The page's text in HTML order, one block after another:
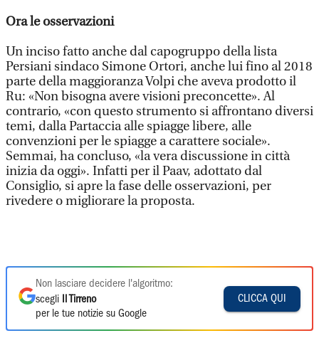
Ora le osservazioni
Un inciso fatto anche dal capogruppo della lista
Persiani sindaco Simone Ortori, anche lui fino al 2018
parte della maggioranza Volpi che aveva prodotto il
Ru: «Non bisogna avere visioni preconcette». Al
contrario, «con questo strumento si affrontano diversi
temi, dalla Partaccia alle spiagge libere, alle
convenzioni per le spiagge a carattere sociale».
Semmai, ha concluso, «la vera discussione in città
inizia da oggi». Infatti per il Paav, adottato dal
Consiglio, si apre la fase delle osservazioni, per
rivedere o migliorare la proposta.
Non lasciare decidere l'algoritmo:
scegli
Il Tirreno
per le tue notizie su Google
CLICCA QUI